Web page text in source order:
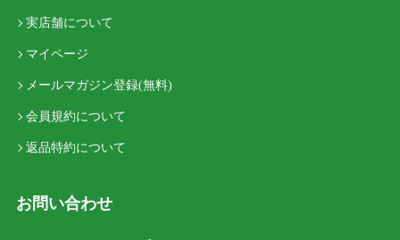
実店舗について
マイページ
メールマガジン登録(無料)
会員規約について
返品特約について
お問い合わせ